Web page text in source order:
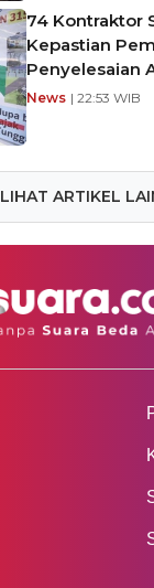
74 Kontraktor
Kepastian
Penyelesaian
News | 22:53 WIB
LIHAT ARTIKEL